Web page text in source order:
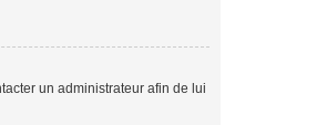
un administrateur afin de lui